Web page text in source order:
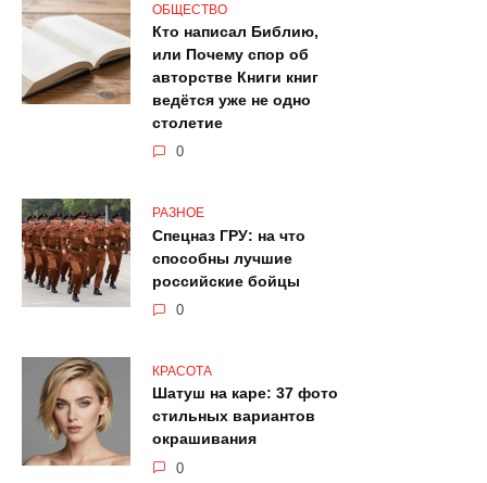
ОБЩЕСТВО
Кто написал Библию,
или Почему спор об
авторстве Книги книг
ведётся уже не одно
столетие
0
РАЗНОЕ
Спецназ ГРУ: на что
способны лучшие
российские бойцы
0
КРАСОТА
Шатуш на каре: 37 фото
стильных вариантов
окрашивания
0